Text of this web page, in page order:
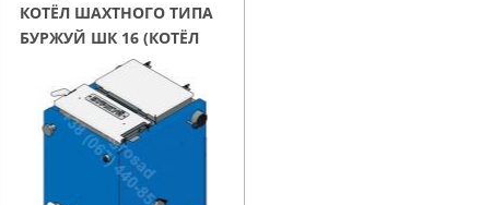
КОТЁЛ ШАХТНОГО ТИПА
БУРЖУЙ ШК 16 (КОТЁЛ